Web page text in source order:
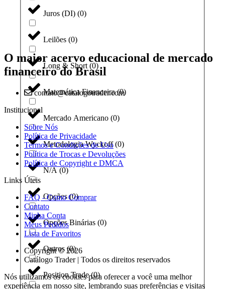
Juros (DI) (0)
Leilões (0)
Long & Short(0)
Matemática Financeira(0)
Mercado Americano (0)
Metodologia Wyckoff(0)
N/A (0)
Opções(0)
Opções Binárias (0)
Outros (0)
Position Trade(0)
O maior acervo educacional de mercado
financeiro do Brasil
contato@catalogotrader.com
Institucional
Sobre Nós
Política de Privacidade
Termos e Condições de Uso
Política de Trocas e Devoluções
Política de Copyright e DMCA
Links Úteis
FAQ - Como Comprar
Contato
Minha Conta
Meus Pedidos
Lista de Favoritos
Copyright © 2026
Catálogo Trader | Todos os direitos reservados
Nós utilizamos os cookies para oferecer a você uma melhor
experiência em nosso site, lembrando suas preferências e visitas